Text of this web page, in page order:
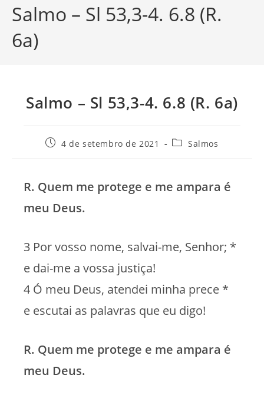
Salmo – Sl 53,3-4. 6.8 (R.
6a)
Salmo – Sl 53,3-4. 6.8 (R. 6a)
Post4 de setembro de 2021
Categoria
Salmos
R. Quem me protege e me ampara é
meu Deus.
3 Por vosso nome, salvai-me, Senhor; *
e dai-me a vossa justiça!
4 Ó meu Deus, atendei minha prece *
e escutai as palavras que eu digo!
R. Quem me protege e me ampara é
meu Deus.